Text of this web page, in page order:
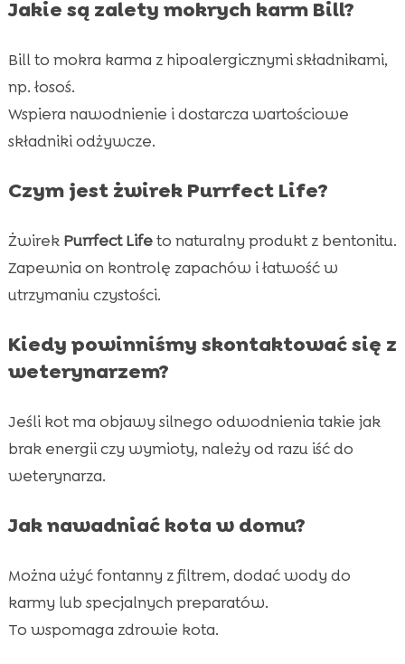
Jakie są zalety mokrych karm Bill?
Bill to mokra karma z hipoalergicznymi składnikami,
np. łosoś.
Wspiera nawodnienie i dostarcza wartościowe
składniki odżywcze.
Czym jest żwirek Purrfect Life?
Żwirek Purrfect Lifeto naturalny produkt z bentonitu.
Zapewnia on kontrolę zapachów i łatwość w
utrzymaniu czystości.
Kiedy powinniśmy skontaktować się z
weterynarzem?
Jeśli kot ma objawy silnego odwodnienia takie jak
brak energii czy wymioty, należy od razu iść do
weterynarza.
Jak nawadniać kota w domu?
Można użyć fontanny z filtrem, dodać wody do
karmy lub specjalnych preparatów.
To wspomaga zdrowie kota.